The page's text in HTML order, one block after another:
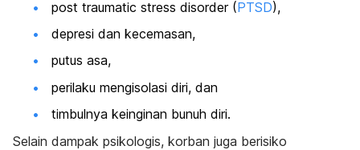
post traumatic stress disorder(PTSD),
depresi dan kecemasan,
putus asa,
perilaku mengisolasi diri, dan
timbulnya keinginan bunuh diri.
Selain dampak psikologis, korban juga berisiko